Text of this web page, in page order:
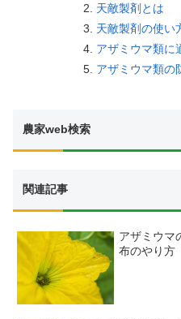
天敵製剤とは
天敵製剤の使い
アザミウマ類に
アザミウマ類の
農家web検索
関連記事
アザミウ
布のやり方